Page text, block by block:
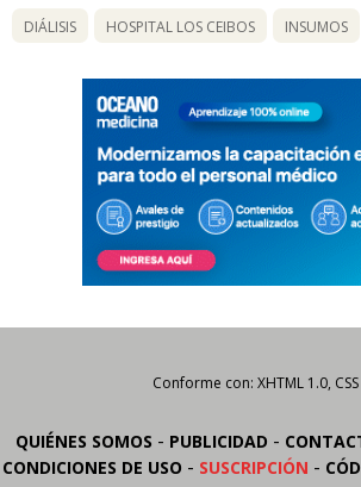
DIÁLISIS HOSPITAL LOS CEIBOS INSUMOS
Conforme con: XHTML 1.0, CSS
QUIÉNES SOMOS - PUBLICIDAD -
CONDICIONES DE USO - SUSCRIPCIÓN -